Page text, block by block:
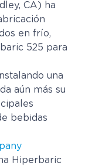
CA) ha
en frío,
525 para
una
aún más su
bebidas
Hiperbaric